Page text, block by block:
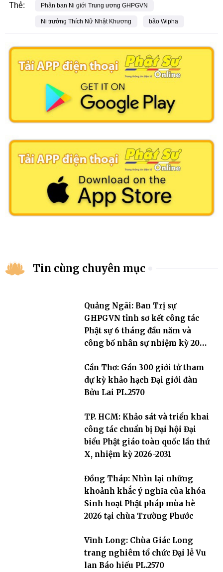
Thẻ: Phân ban Ni giới Trung ương GHPGVN
Ni trưởng Thích Nữ Nhật Khương bão Wipha
Tin cùng chuyên mục
Quảng Ngãi: Ban Trị sự
GHPGVN tỉnh sơ kết công tác
Phật sự 6 tháng đầu năm và
công bố nhân sự nhiệm kỳ 2026
Cần Thơ: Gần 300 giới tử tham
dự kỳ khảo hạch Đại giới đàn
Bửu Lai PL.2570
TP. HCM: Khảo sát và triển khai
công tác chuẩn bị Đại hội Đại
biểu Phật giáo toàn quốc lần thứ
X, nhiệm kỳ 2026-2031
Đồng Tháp: Nhìn lại những
khoảnh khắc ý nghĩa của khóa
Sinh hoạt Phật pháp mùa hè
2026 tại chùa Trường Phước
Vĩnh Long: Chùa Giác Long
trang nghiêm tổ chức Đại lễ Vu
lan Báo hiếu PL.2570